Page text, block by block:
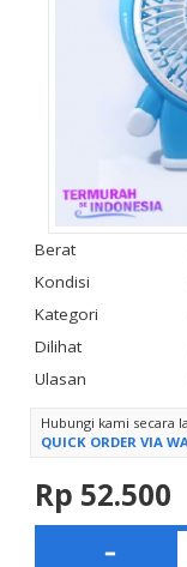
Berat
Kondisi
Kategori
Dilihat
Ulasan
Hubungi kami secara
QUICK ORDER VIA
Rp 52.500